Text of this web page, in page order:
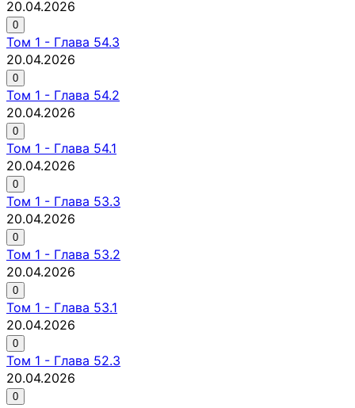
20.04.2026
0
Том 1 - Глава 54.3
20.04.2026
0
Том 1 - Глава 54.2
20.04.2026
0
Том 1 - Глава 54.1
20.04.2026
0
Том 1 - Глава 53.3
20.04.2026
0
Том 1 - Глава 53.2
20.04.2026
0
Том 1 - Глава 53.1
20.04.2026
0
Том 1 - Глава 52.3
20.04.2026
0